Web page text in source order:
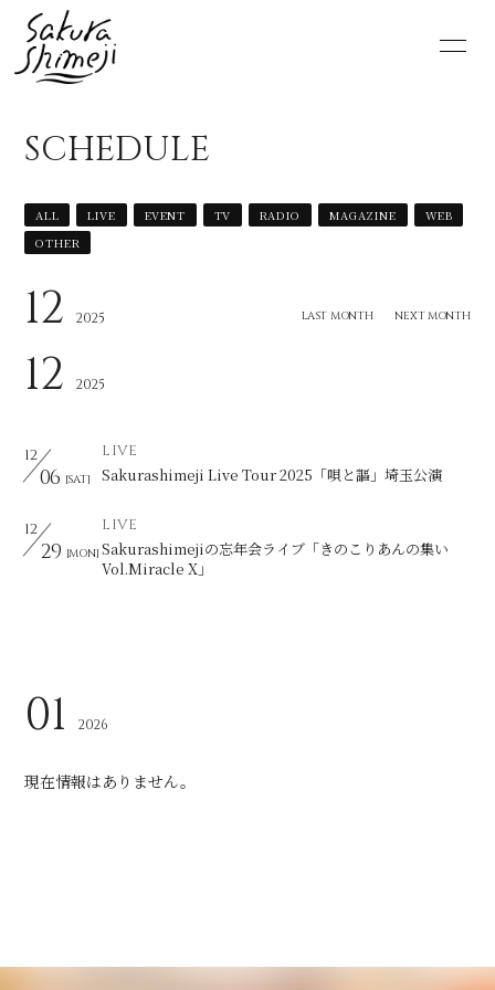
SCHEDULE
VIDEO
DISCOGRAPHY
MOVIE
会員登録 ログイン
SCHEDULE
ALL LIVE EVENT TV RADIO MAGAZINE
WEB
OTHER
12 2025 LAST MONTH NEXT MONTH
12 2025
12
06 [SAT]
LIVE
Sakurashimeji Live Tour 2025「唄と謳」埼玉公演
12
29 [MON]
LIVE
Sakurashimejiの忘年会ライブ「きのこりあんの集い
Vol.Miracle X」
01 2026
現在情報はありません。